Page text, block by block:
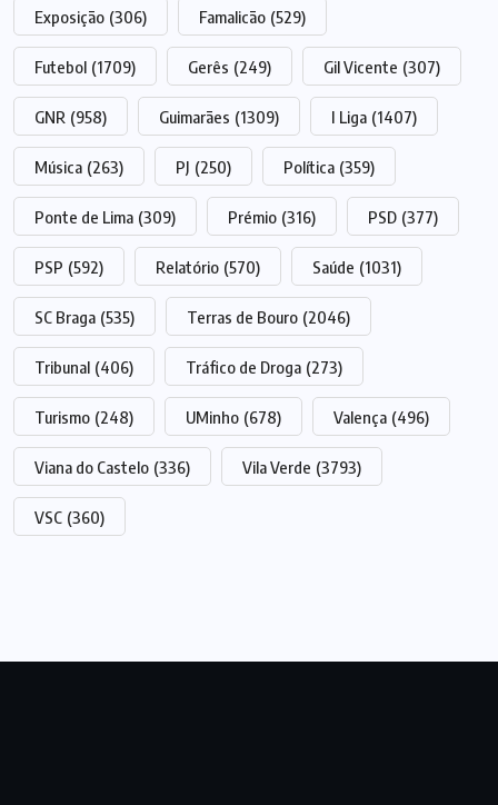
Exposição (306) Famalicão (529)
Futebol (1709) Gerês (249) Gil Vicente (307)
GNR (958) Guimarães (1309) I Liga (1407)
Música (263) PJ (250) Política (359)
Ponte de Lima (309) Prémio (316) PSD (377)
PSP (592) Relatório (570) Saúde (1031)
SC Braga (535) Terras de Bouro (2046)
Tribunal (406) Tráfico de Droga (273)
Turismo (248) UMinho (678) Valença (496)
Viana do Castelo (336) Vila Verde (3793)
VSC (360)